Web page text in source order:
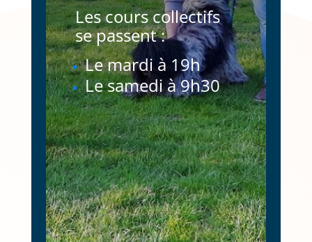
Les cours collectifs
se passent :
Le mardi à 19h
Le samedi à 9h30